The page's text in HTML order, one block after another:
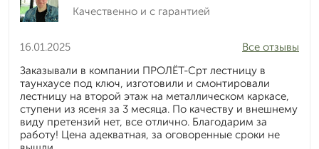
Качественно и с гарантией
16.01.2025
Все отзывы
Заказывали в компании ПРОЛЁТ-Срт лестницу в
таунхаусе под ключ, изготовили и смонтировали
лестницу на второй этаж на металлическом каркасе,
ступени из ясеня за 3 месяца. По качеству и внешнему
виду претензий нет, все отлично. Благодарим за
работу! Цена адекватная, за оговоренные сроки не